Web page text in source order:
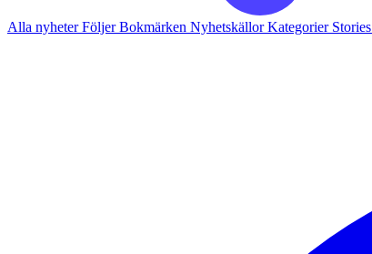
Alla nyheterFöljerBokmärken NyhetskällorKategorier Stories